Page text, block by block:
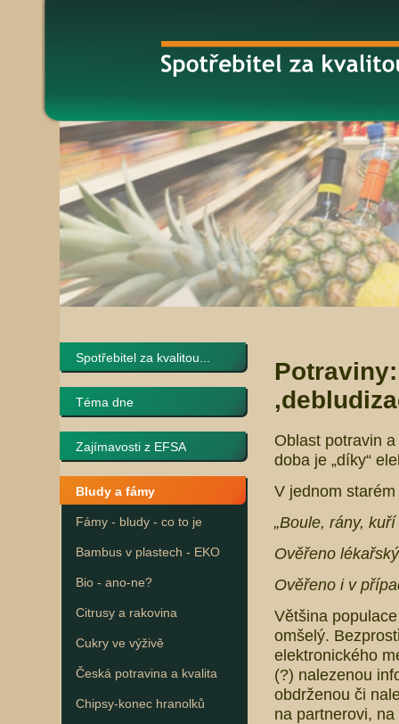
Spotřebitel za kvalitou...
Téma dne
Zajímavosti z EFSA
Bludy a fámy
Fámy - bludy - co to je
Bambus v plastech - EKO
Bio - ano-ne?
Citrusy a rakovina
Cukry ve výživě
Česká potravina a kvalita
Chipsy-konec hranolků
Potraviny:
Oblast potravin
doba je „díky“
V jednom
„Boule, rány,
Ověřeno
Ověřeno i v
Většina
omšelý.
elektronického
(?) nalezenou
obdrženou či
na partnerovi,